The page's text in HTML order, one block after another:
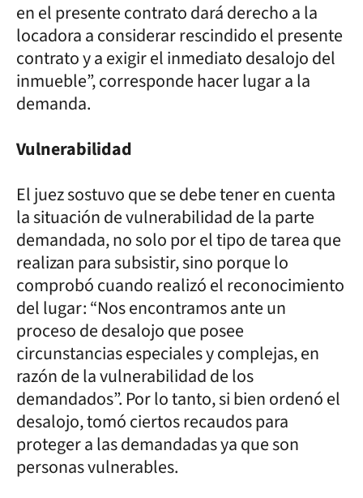
en el presente contrato dará derecho a la
locadora a considerar rescindido el presente
contrato y a exigir el inmediato desalojo del
inmueble”, corresponde hacer lugar a la
demanda.
Vulnerabilidad
El juez sostuvo que se debe tener en cuenta
la situación de vulnerabilidad de la parte
demandada, no solo por el tipo de tarea que
realizan para subsistir, sino porque lo
comprobó cuando realizó el reconocimiento
del lugar: “Nos encontramos ante un
proceso de desalojo que posee
circunstancias especiales y complejas, en
razón de la vulnerabilidad de los
demandados”. Por lo tanto, si bien ordenó el
desalojo, tomó ciertos recaudos para
proteger a las demandadas ya que son
personas vulnerables.